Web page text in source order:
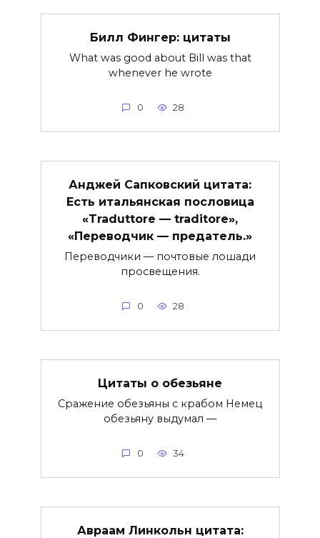
Билл Фингер: цитаты
What was good about Bill was that
whenever he wrote
0 28
Анджей Сапковский цитата:
Есть итальянская пословица
«Traduttore — traditore»,
«Переводчик — предатель.»
Переводчики — почтовые лошади
просвещения.
0 28
Цитаты о обезьяне
Сражение обезьяны с крабом Немец
обезьяну выдумал —
0 34
Авраам Линкольн цитата: